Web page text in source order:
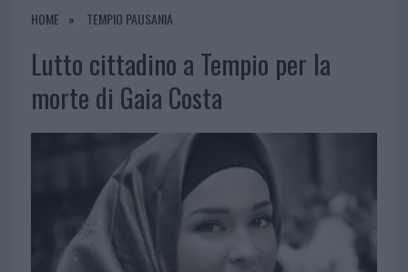
HOME TEMPIO PAUSANIA
Lutto cittadino a Tempio per la
morte di Gaia Costa